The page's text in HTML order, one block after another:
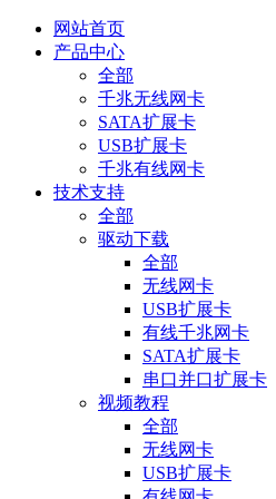
网站首页
产品中心
全部
千兆无线网卡
SATA扩展卡
USB扩展卡
千兆有线网卡
技术支持
全部
驱动下载
全部
无线网卡
USB扩展卡
有线千兆网卡
SATA扩展卡
串口并口扩展卡
视频教程
全部
无线网卡
USB扩展卡